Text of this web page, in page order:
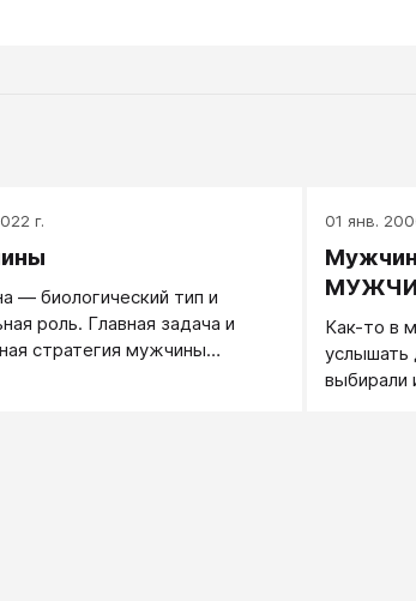
г.
— биологический тип и
роль. Главная задача и
стратегия мужчины
01 янв.
Как-то в
услышать
выбирали